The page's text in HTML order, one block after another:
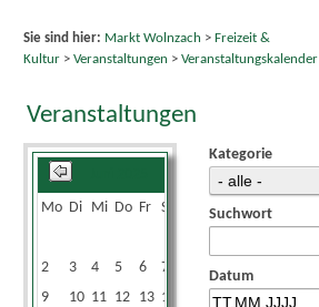
Sie sind hier: Markt Wolnzach > Freizeit &
Kultur> Veranstaltungen > Veranstaltungskalender
Veranstaltungen
Mo Di Mi Do Fr Sa
2
3 4 5 6 7
9
10 11 12 13 14
Kategorie
Suchwort
Datum